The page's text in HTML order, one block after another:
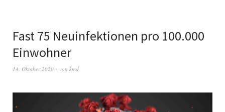
Fast 75 Neuinfektionen pro 100.000
Einwohner
14. Oktober 2020 von kmd